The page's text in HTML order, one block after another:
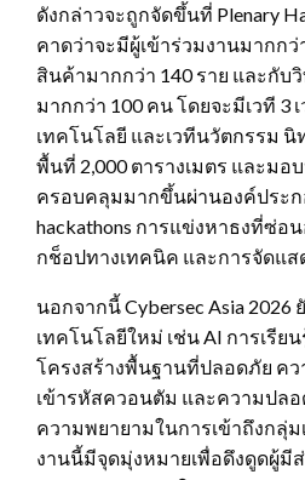
ดังกล่าวจะถูกจัดขึ้นที่ Plenary
คาดว่าจะมีผู้เข้าร่วมงานมากกว่
สินค้ามากกว่า 140 ราย และกับ
มากกว่า 100 คน โดยจะมีเวที 3
เทคโนโลยี และเวทีนวัตกรรม
พื้นที่ 2,000 ตารางเมตร และม
ครอบคลุมมากขึ้นผ่านองค์ประก
hackathons การแข่งหาธงที่ซ่อน
กช็อปทางเทคนิค และการจัดแส
นอกจากนี้ Cybersec Asia 2026
เทคโนโลยีใหม่ เช่น AI การเรีย
โครงสร้างพื้นฐานที่ปลอดภัย ค
เข้ารหัสควอนตัม และความปล
ความพยายามในการเข้าถึงกลุ่
งานนี้มีจุดมุ่งหมายเพื่อดึงดูดผู้มี